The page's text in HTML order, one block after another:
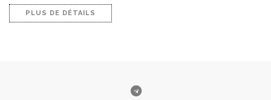
PLUS DE DÉTAILS